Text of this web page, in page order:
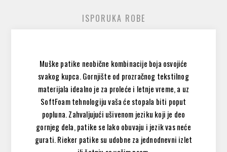
ISPORUKA ROBE
Muške patike neobične kombinacije boja osvojiće
svakog kupca. Gornjište od prozračnog tekstilnog
materijala idealno je za proleće i letnje vreme, a uz
SoftFoam tehnologiju vaša će stopala biti poput
popluna. Zahvaljujući ušivenom jeziku koji je deo
gornjeg dela, patike se lako obuvaju i jezik vas neće
gurati. Rieker patike su udobne za jednodnevni izlet